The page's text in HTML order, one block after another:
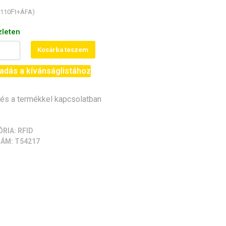
110Ft+ÁFA)
Kosárba teszem
a kívánságlistához
a termékkel kapcsolatban
RFID
T54217